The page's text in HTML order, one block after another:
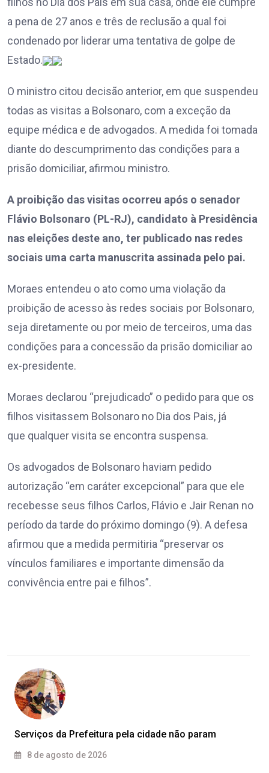
a pena de 27 anos e três de reclusão a qual foi
condenado por liderar uma tentativa de golpe de
Estado.
O ministro citou decisão anterior, em que suspendeu
todas as visitas a Bolsonaro, com a exceção da
equipe médica e de advogados. A medida foi tomada
diante do descumprimento das condições para a
prisão domiciliar, afirmou ministro.
A proibição das visitas ocorreu após o senador
Flávio Bolsonaro (PL-RJ), candidato à Presidência
nas eleições deste ano, ter publicado nas redes
sociais uma carta manuscrita assinada pelo pai.
Moraes entendeu o ato como uma violação da
proibição de acesso às redes sociais por Bolsonaro,
seja diretamente ou por meio de terceiros, uma das
condições para a concessão da prisão domiciliar ao
ex-presidente.
Moraes declarou “prejudicado” o pedido para que os
filhos visitassem Bolsonaro no Dia dos Pais, já
que qualquer visita se encontra suspensa.
Os advogados de Bolsonaro haviam pedido
autorização “em caráter excepcional” para que ele
recebesse seus filhos Carlos, Flávio e Jair Renan no
período da tarde do próximo domingo (9). A defesa
afirmou que a medida permitiria “preservar os
vínculos familiares e importante dimensão da
convivência entre pai e filhos”.
Serviços da Prefeitura pela cidade não param
8 de agosto de 2026